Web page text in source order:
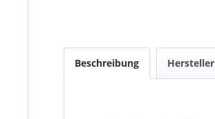
Beschreibung Hersteller